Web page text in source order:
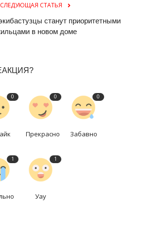
СЛЕДУЮЩАЯ СТАТЬЯ
станут приоритетными
в новом доме
0 0
Прекрасно
0
Забавно
1 1
Уау